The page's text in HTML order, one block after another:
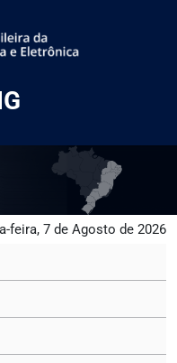
feira, 7 de Agosto de 2026